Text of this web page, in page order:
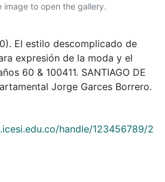
image to open the gallery.
El estilo descomplicado de
expresión de la moda y el
60 & 100411. SANTIAGO DE
Jorge Garces Borrero.
handle/123456789/2